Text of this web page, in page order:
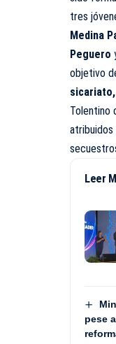
tres
Medina
Peguero
objetivo
Tolentino
atribuidos
Leer
pese